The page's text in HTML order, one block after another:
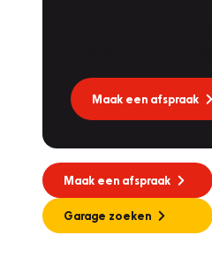
Maak een afspraak
Maak een afspraak
Garage zoeken